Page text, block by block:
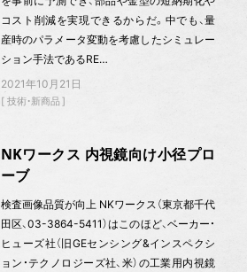
コスト削減を実現できるからだ。中でも、量
産時のパラメータ変動を考慮したシミュレー
ション手法であるRE…
2021年10月21日
技術・新商品
NKワークス 内視鏡向け小径プロ
ーブ
検査画像品質が向上 NKワークス（東京都千代
田区、03-3864-5411）はこのほど、ベーカー・
ヒューズ社（旧GEセンシング&インスペクシ
ョン・テクノロジーズ社、米）の工業用内視鏡